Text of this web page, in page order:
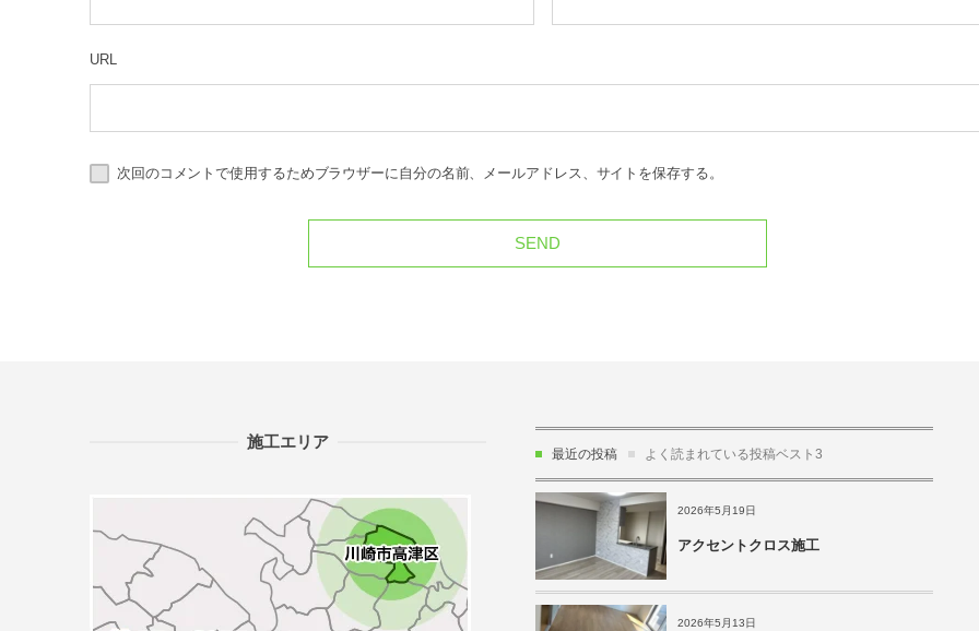
URL
次回のコメントで使用するためブラウザーに自分の名前、メールアドレス、サイトを保存する。
施工エリア
最近の投稿 よく読まれている投稿ベスト3
2026年5月19日
アクセントクロス施工
2026年5月13日